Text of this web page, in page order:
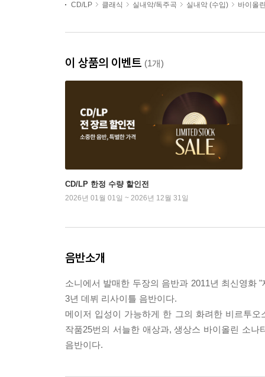
CD/LP 클래식 실내악/독주곡 실내악 (수입) 바이올
이 상품의 이벤트 (1개)
CD/LP 한정 수량 할인전
2026년 01월 01일 ~ 2026년 12월 31일
음반소개
소니에서 발매한 두장의 음반과 2011년 최신영화
3년 데뷔 리사이틀 음반이다.
메이저 입성이 가능하게 한 그의 화려한 비르투
작품25번의 서늘한 애상과, 생상스 바이올린 소
음반이다.